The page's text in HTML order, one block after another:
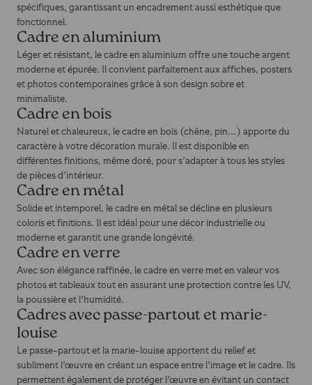
spécifiques, garantissant un encadrement aussi esthétique que
fonctionnel.
Cadre en aluminium
Léger et résistant, le cadre en aluminium offre une touche argent
moderne et épurée. Il convient parfaitement aux affiches, posters
et photos contemporaines grâce à son design sobre et
minimaliste.
Cadre en bois
Naturel et chaleureux, le cadre en bois (chêne, pin...) apporte du
caractère à votre décoration murale. Il est disponible en
différentes finitions, même doré, pour s'adapter à tous les styles
de pièces d'intérieur.
Cadre en métal
Solide et intemporel, le cadre en métal se décline en plusieurs
coloris et finitions. Il est idéal pour une décor industrielle ou
moderne et garantit une grande longévité.
Cadre en verre
Avec son élégance raffinée, le cadre en verre met en valeur vos
photos et tableaux tout en assurant une protection contre les UV,
la poussière et l'humidité.
Cadres avec passe-partout et marie-
louise
Le passe-partout et la marie-louise apportent du relief et
subliment l'œuvre en créant un espace entre l'image et le cadre. Ils
permettent également de protéger l'œuvre en évitant un contact